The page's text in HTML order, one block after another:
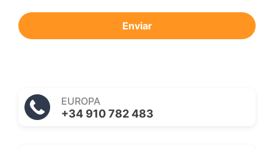
Enviar
EUROPA
+34 910 782 483